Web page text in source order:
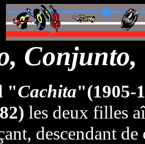
"Cachita"(1905-
les deux filles
descendant